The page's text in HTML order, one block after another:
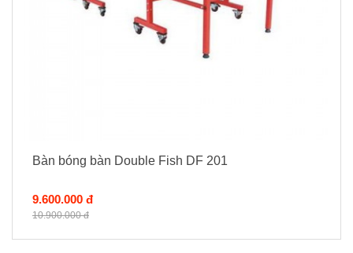
Bàn bóng bàn Double Fish DF 201
9.600.000 đ
10.900.000 đ